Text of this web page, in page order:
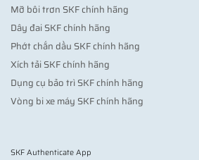
Mỡ bôi trơn SKF chính hãng
Dây đai SKF chính hãng
Phớt chắn dầu SKF chính hãng
Xích tải SKF chính hãng
Dụng cụ bảo trì SKF chính hãng
Vòng bi xe máy SKF chính hãng
SKF Authenticate App